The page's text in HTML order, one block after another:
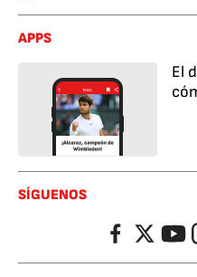
APPS
El
SÍGUENOS
FacebookTwitter